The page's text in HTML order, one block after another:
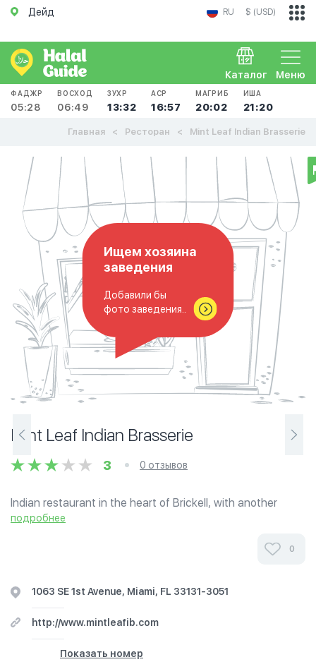
Дейд RU $ (USD)
Меню
Каталог
ФАДЖР
05:28
ВОСХОД
06:49
ЗУХР
13:32
АСР
16:57
МАГРИБ
20:02
ИША
21:20
Главная Ресторан Mint Leaf Indian Brasserie
Ищем хозяина
заведения
Добавили бы
фото заведения..
Mint Leaf Indian Brasserie
3 0 отзывов
Indian restaurant in the heart of Brickell, with another
branch in Coral Gables.
подробнее
0
1063 SE 1st Avenue, Miami, FL 33131-3051
http://www.mintleafib.com
Показать номер